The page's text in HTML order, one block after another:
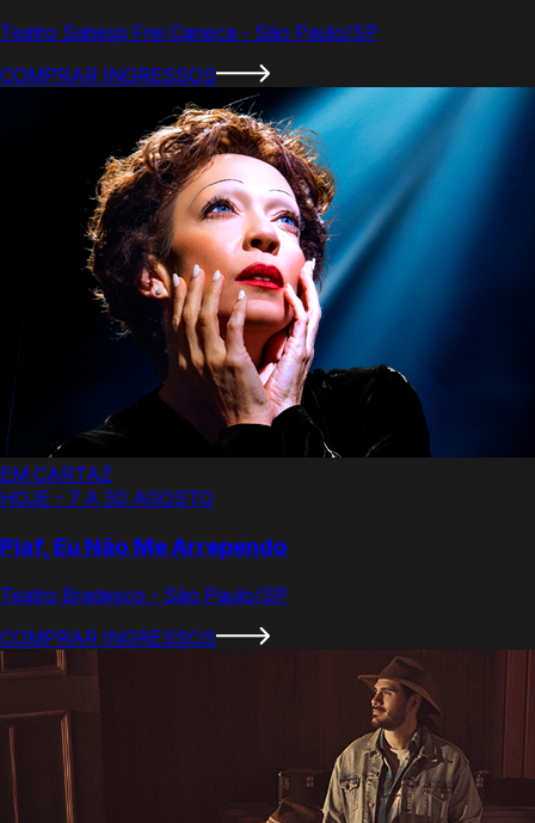
Teatro Sabesp Frei Caneca - São Paulo/SP
COMPRAR INGRESSOS
EM CARTAZ
HOJE - 7 A 30 AGOSTO
Piaf, Eu Não Me Arrependo
Teatro Bradesco - São Paulo/SP
COMPRAR INGRESSOS